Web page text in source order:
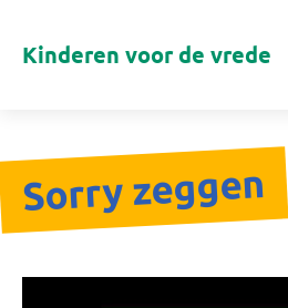
Kinderen voor de vrede
Sorry zeggen